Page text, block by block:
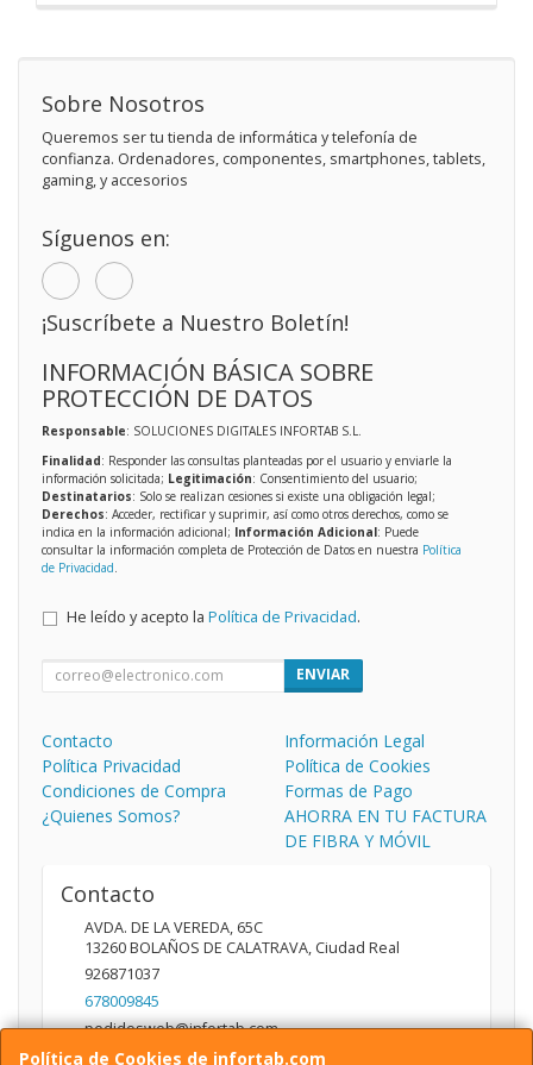
Política de Cookies de infortab.com
Sobre Nosotros
Queremos ser tu tienda de informática y telefonía de
confianza. Ordenadores, componentes, smartphones, tablets,
gaming, y accesorios
Síguenos en:
¡Suscríbete a Nuestro Boletín!
INFORMACIÓN BÁSICA SOBRE
PROTECCIÓN DE DATOS
Responsable: SOLUCIONES DIGITALES INFORTAB S.L.
Finalidad: Responder las consultas planteadas por el usuario y enviarle la
información solicitada; Legitimación: Consentimiento del usuario;
Destinatarios: Solo se realizan cesiones si existe una obligación legal;
Derechos: Acceder, rectificar y suprimir, así como otros derechos, como se
indica en la información adicional; Información Adicional: Puede
consultar la información completa de Protección de Datos en nuestra Política
de Privacidad
He leído y acepto la Política de Privacidad.
ENVIAR
Contacto
Información Legal
Política Privacidad
Política de Cookies
Condiciones de Compra
Formas de Pago
¿Quienes Somos?
AHORRA EN TU FACTURA
DE FIBRA Y MÓVIL
Contacto
AVDA. DE LA VEREDA, 65C
13260BOLAÑOS DE CALATRAVA, Ciudad Real
926871037
678009845
pedidosweb@infortab.com